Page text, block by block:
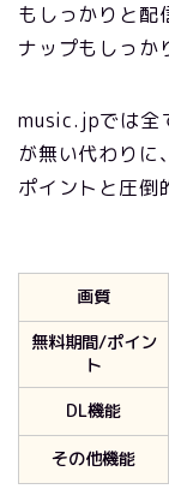
もしっかりと配
ナップもしっか
music.jpでは全
が無い代わり
ポイントと圧倒
画質
無料期間/ポイン
ト
DL機能
その他機能